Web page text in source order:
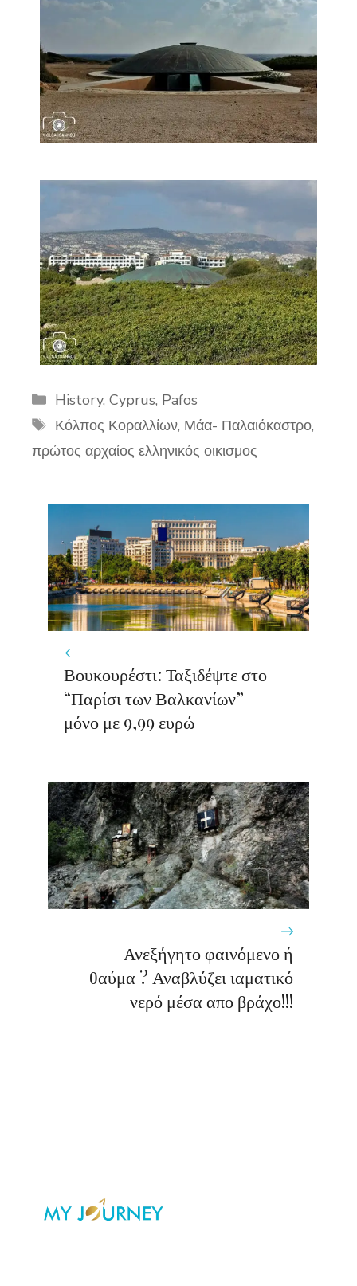
Categories
History, Cyprus, Pafos
Tags
Κόλπος Κοραλλίων, Μάα- Παλαιόκαστρο,
πρώτος αρχαίος ελληνικός οικισμος
Βουκουρέστι: Ταξιδέψτε στο
“Παρίσι των Βαλκανίων”
μόνο με 9,99 ευρώ
Ανεξήγητο φαινόμενο ή
θαύμα ? Αναβλύζει ιαματικό
νερό μέσα απο βράχο!!!